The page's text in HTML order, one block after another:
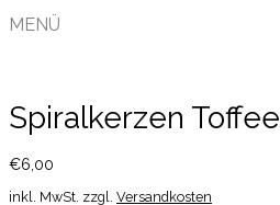
MENÜ
Spiralkerzen Toffee
€6,00
inkl. MwSt. zzgl. Versandkosten